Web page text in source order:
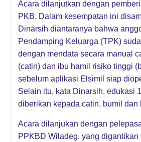
Acara dilanjutkan dengan
PKB. Dalam kesempatan ini
Dinarsih diantaranya bahwa
Pendamping Keluarga (TPK)
dengan mendata secara manual
(catin) dan ibu hamil risiko tinggi
sebelum aplikasi Elsimil siap
Selain itu, kata Dinarsih, edukasi
diberikan kepada catin, bumil dan
Acara dilanjukan dengan
PPKBD Wiladeg, yang